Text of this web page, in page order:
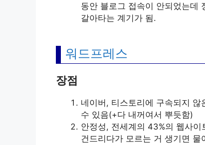
동안 블로그 접속이 안되었는데
갈아타는 계기가 됨.
워드프레스
장점
네이버, 티스토리에 구속되지
수 있음(+다 내꺼여서 뿌듯함)
안정성, 전세계의 43%의 웹사
건드리다가 모르는 거 생기면 물